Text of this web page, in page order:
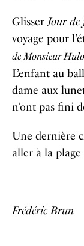
GlisserJour de
voyage pour
de Monsieur
L’enfant au
dame aux
n’ont pas fini
Une dernière
aller à la plage
Frédéric Brun